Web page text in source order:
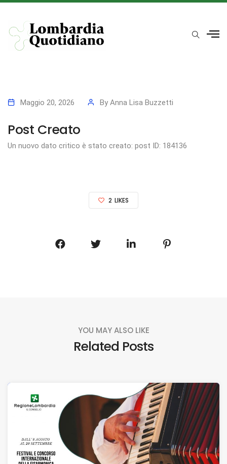
Maggio 20, 2026 By Anna Lisa Buzzetti
Post Creato
Un nuovo dato critico è stato creato: post ID: 184136
2 LIKES
YOU MAY ALSO LIKE
Related Posts